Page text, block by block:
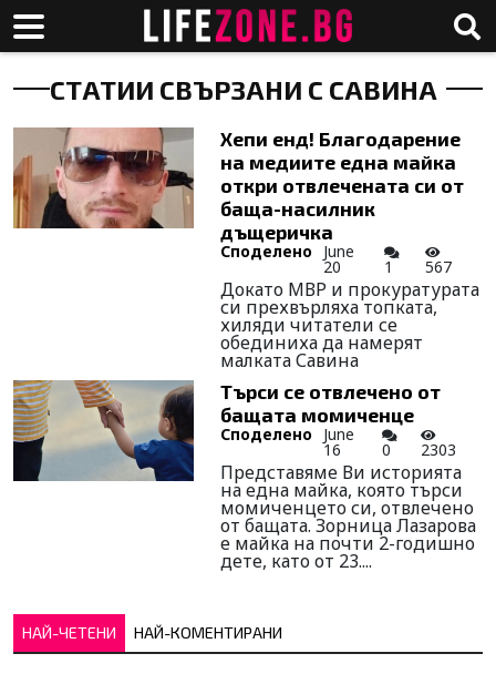
СТАТИИ СВЪРЗАНИ С САВИНА
Хепи енд! Благодарение
на медиите една майка
откри отвлечената си от
баща-насилник
дъщеричка
Споделено June
20 1 567
Докато МВР и прокуратурата
си прехвърляха топката,
хиляди читатели се
обединиха да намерят
малката Савина
Търси се отвлечено от
бащата момиченце
Споделено June
16 0 2303
Представяме Ви историята
на една майка, която търси
момиченцето си, отвлечено
от бащата. Зорница Лазарова
е майка на почти 2-годишно
дете, като от 23....
НАЙ-ЧЕТЕНИ НАЙ-КОМЕНТИРАНИ